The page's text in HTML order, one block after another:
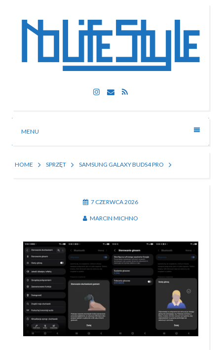
Nolife Style
Technologia, fotografia, rozrywka
Instagram
EmailRSS
MENU
HOME SPRZĘT SAMSUNG GALAXY BUDS4 PRO
7 CZERWCA 2026
MARCIN MICHNO